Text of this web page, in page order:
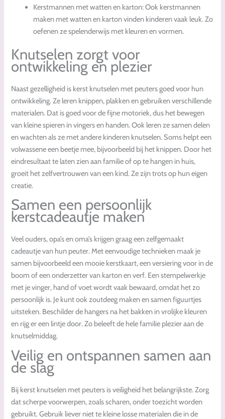
Kerstmannen met watten en karton: Ook kerstmannen
maken met watten en karton vinden kinderen vaak leuk. Zo
oefenen ze spelenderwijs met kleuren en vormen.
Knutselen zorgt voor
ontwikkeling en plezier
Naast gezelligheid is kerst knutselen met peuters goed voor hun
ontwikkeling. Ze leren knippen, plakken en gebruiken verschillende
materialen. Dat is goed voor de fijne motoriek, dus het bewegen
van kleine spieren in vingers en handen. Ook leren ze samen delen
en wachten als ze met andere kinderen knutselen. Soms helpt een
volwassene een beetje mee, bijvoorbeeld bij het knippen. Door het
eindresultaat te laten zien aan familie of op te hangen in huis,
groeit het zelfvertrouwen van een kind. Ze zijn trots op hun eigen
creatie.
Samen een persoonlijk
kerstcadeautje maken
Veel ouders, opa’s en oma’s krijgen graag een zelfgemaakt
cadeautje van hun peuter. Met eenvoudige technieken maak je
samen bijvoorbeeld een mooie kerstkaart, een versiering voor in de
boom of een onderzetter van karton en verf. Een stempelwerkje
met je vinger, hand of voet wordt vaak bewaard, omdat het zo
persoonlijk is. Je kunt ook zoutdeeg maken en samen figuurtjes
uitsteken. Beschilder de hangers na het bakken in vrolijke kleuren
en rijg er een lintje door. Zo beleeft de hele familie plezier aan de
knutselmiddag.
Veilig en ontspannen samen aan
de slag
Bij kerst knutselen met peuters is veiligheid het belangrijkste. Zorg
dat scherpe voorwerpen, zoals scharen, onder toezicht worden
gebruikt. Gebruik liever niet te kleine losse materialen die in de